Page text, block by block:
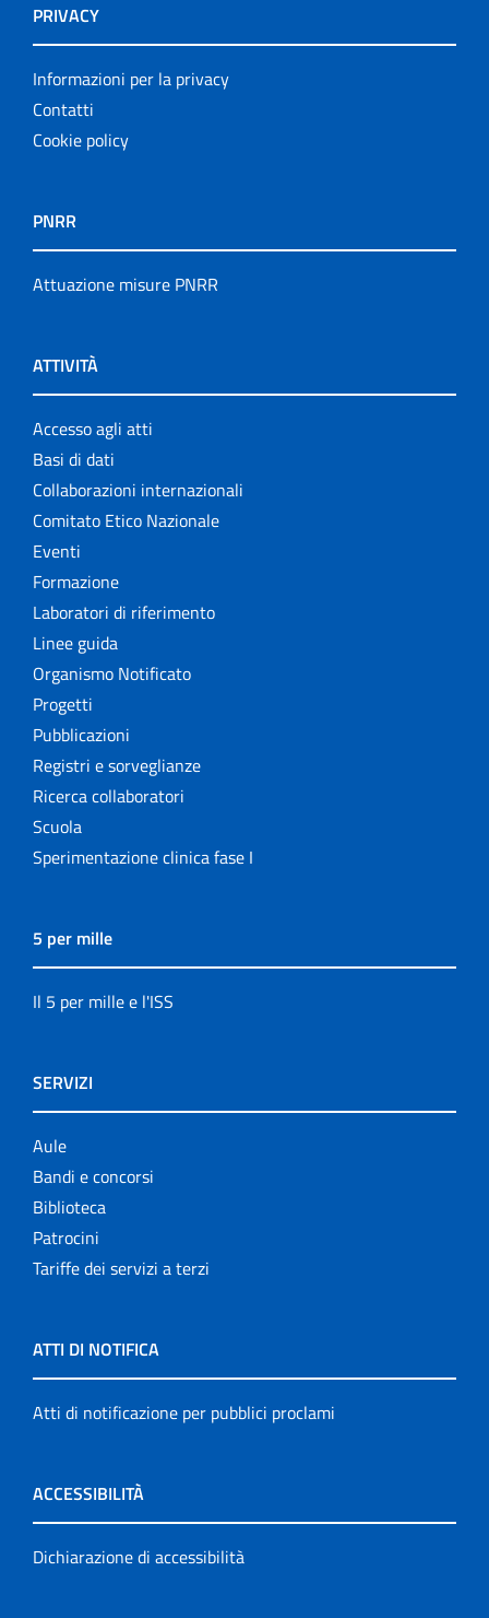
PRIVACY
Informazioni per la privacy
Contatti
Cookie policy
PNRR
Attuazione misure PNRR
ATTIVITÀ
Accesso agli atti
Basi di dati
Collaborazioni internazionali
Comitato Etico Nazionale
Eventi
Formazione
Laboratori di riferimento
Linee guida
Organismo Notificato
Progetti
Pubblicazioni
Registri e sorveglianze
Ricerca collaboratori
Scuola
Sperimentazione clinica fase I
5 per mille
Il 5 per mille e l'ISS
SERVIZI
Aule
Bandi e concorsi
Biblioteca
Patrocini
Tariffe dei servizi a terzi
ATTI DI NOTIFICA
Atti di notificazione per pubblici proclami
ACCESSIBILITÀ
Dichiarazione di accessibilità